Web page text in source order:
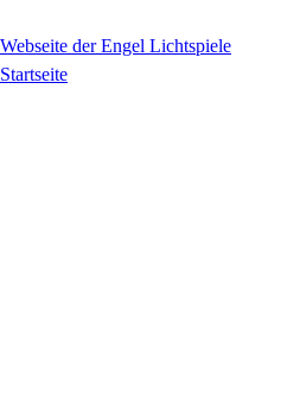
Webseite der Engel Lichtspiele
Startseite